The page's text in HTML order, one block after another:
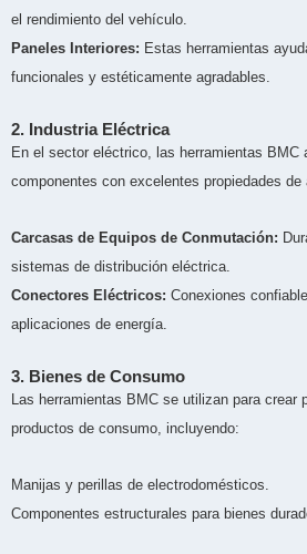
el rendimiento del vehículo.
Paneles Interiores: Estas herramientas
funcionales y estéticamente agradables.
2. Industria Eléctrica
En el sector eléctrico, las herramientas BMC
componentes con excelentes propiedades
Carcasas de Equipos de Conmutación:
sistemas de distribución eléctrica.
Conectores Eléctricos: Conexiones
aplicaciones de energía.
3. Bienes de Consumo
Las herramientas BMC se utilizan para crear
productos de consumo, incluyendo:
Manijas y perillas de electrodomésticos.
Componentes estructurales para bienes